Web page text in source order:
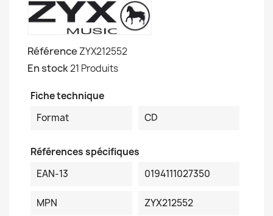
Référence ZYX212552
En stock21 Produits
Fiche technique
Format
CD
Références spécifiques
EAN-13
0194111027350
MPN ZYX212552